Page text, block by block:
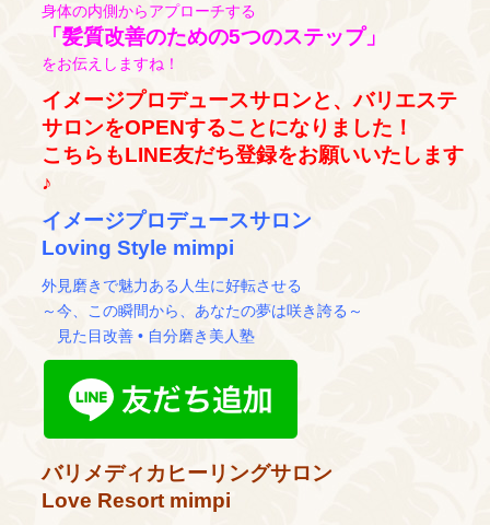
身体の内側からアプローチする
「髪質改善のための5つのステップ」
をお伝えしますね！
イメージプロデュースサロンと、バリエステ
サロンをOPENすることになりました！
こちらもLINE友だち登録をお願いいたします
♪
イメージプロデュースサロン
Loving Style mimpi
外見磨きで魅力ある人生に好転させる
～今、この瞬間から、あなたの夢は咲き誇る～
見た目改善 • 自分磨き美人塾
バリメディカヒーリングサロン
Love Resort mimpi